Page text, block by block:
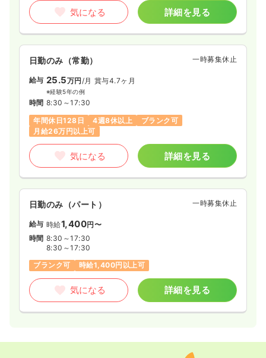
気になる 詳細を見る
日勤のみ（常勤） 一時募集休止
給与 25.5万円/月 賞与4.7ヶ月
※経験5年の例
時間 8:30～17:30
年間休日128日
4週8休以上
ブランク可
月給26万円以上可
気になる 詳細を見る
日勤のみ（パート） 一時募集休止
給与 時給1,400円〜
時間 8:30～17:30
8:30～17:30
ブランク可
時給1,400円以上可
気になる 詳細を見る